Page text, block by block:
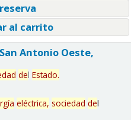
al carrito
Antonio Oeste,
del Estado.
eléctrica, sociedad del